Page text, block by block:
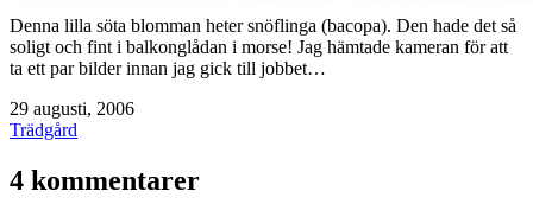
Denna lilla söta blomman heter snöflinga (bacopa). Den hade det så
soligt och fint i balkonglådan i morse! Jag hämtade kameran för att
ta ett par bilder innan jag gick till jobbet…
Publicerat
den
29 augusti, 2006
Kategoriserat
Trädgård
4 kommentarer